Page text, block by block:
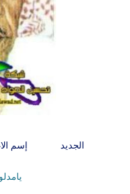
الجديد إسم